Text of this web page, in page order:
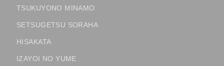
TSUKUYONO MINAMO
SETSUGETSU SORAHA
HISAKATA
IZAYOI NO YUME